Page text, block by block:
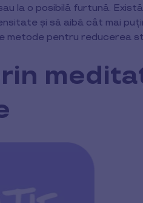
la o posibilă furtună.
și să aibă cât mai
metode pentru reducerea